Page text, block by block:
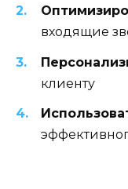
входящие
клиенту